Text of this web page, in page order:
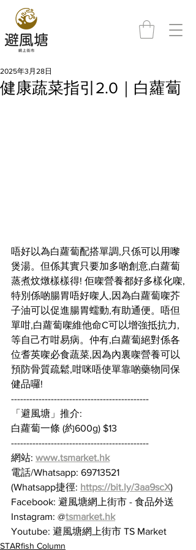
健康蔬菜指引2.0｜白蘿蔔
2025年3月28日
唔好以為白蘿蔔配搭單調,只係可以用嚟
煲湯。但係其實只要加多啲創意,白蘿蔔
蒸煮炆燉樣樣得! 佢㗎營養都好多樣化㗎,
特別係啲腸胃唔好㗎人,因為白蘿蔔㗎芥
子油可以促進腸胃蠕動,有助通便。唔但
單咁,白蘿蔔㗎維他命C可以增強抵抗力,
等自己冇咁易病。仲有,白蘿蔔絕對係各
位耆英㗎必食蔬菜,因為內裏㗎營養可以
預防骨質疏鬆,咁咪唔使單靠啲藥物同保
健品囉!
---------------------------------------------
「避風塘」推介:
白蘿蔔一條 (約600g) $13
---------------------------------------------
網站: www.tsmarket.hk
電話/Whatsapp: 69713521
(Whatsapp捷徑: https://bit.ly/3aa9scX)
Facebook: 避風塘網上街市 - 食品外送
Instagram: @tsmarket.hk
Youtube: 避風塘網上街市 TS Market
STARfish Column